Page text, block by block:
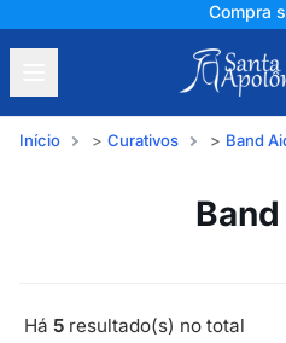
Compra
Início Curativos Band
Há 5 resultado(s) no total